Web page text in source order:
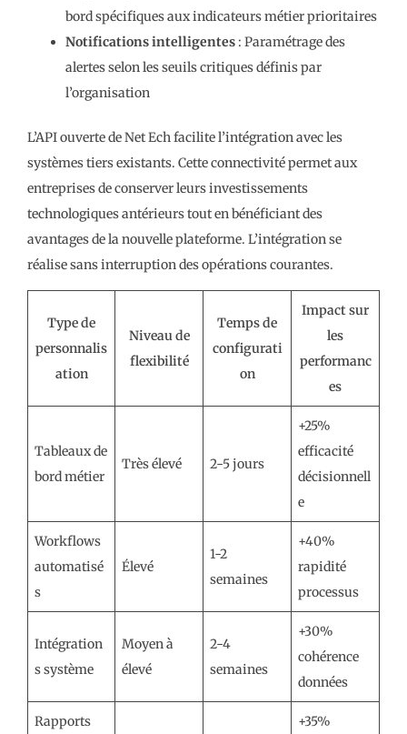
bord spécifiques aux indicateurs métier prioritaires
Notifications intelligentes : Paramétrage des
alertes selon les seuils critiques définis par
l’organisation
L’API ouverte de Net Ech facilite l’intégration avec les
systèmes tiers existants. Cette connectivité permet aux
entreprises de conserver leurs investissements
technologiques antérieurs tout en bénéficiant des
avantages de la nouvelle plateforme. L’intégration se
réalise sans interruption des opérations courantes.
Type de
personnalis
ation
Niveau de
flexibilité
Temps de
configurati
on
Impact sur
les
performanc
es
Tableaux de
bord métier
Très élevé 2-5 jours
+25%
efficacité
décisionnell
e
Workflows
automatisé
s
Élevé
1-2
semaines
+40%
rapidité
processus
Intégration
s système
Moyen à
élevé
2-4
semaines
+30%
cohérence
données
Rapports
+35%